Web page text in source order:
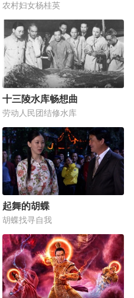
农村妇女杨桂英
十三陵水库畅想曲
劳动人民团结修水库
起舞的胡蝶
胡蝶找寻自我